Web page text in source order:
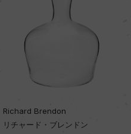
Richard Brendon
リチャード・ブレンドン